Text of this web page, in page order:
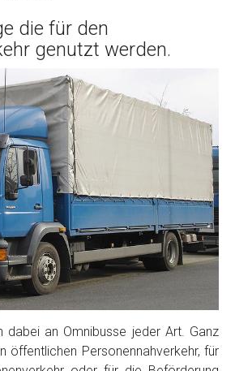
die für den
genutzt werden.
dabei an Omnibusse jeder Art. Ganz
öffentlichen Personennahverkehr, für